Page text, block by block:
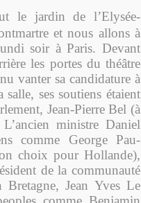
le jardin de l’Elysée-
et nous allons à
soir à Paris. Devant
les portes du théâtre
vanter sa candidature à
ses soutiens étaient
Jean-Pierre Bel (à
ministre Daniel
comme George Pau-
choix pour Hollande),
de la communauté
Jean Yves Le